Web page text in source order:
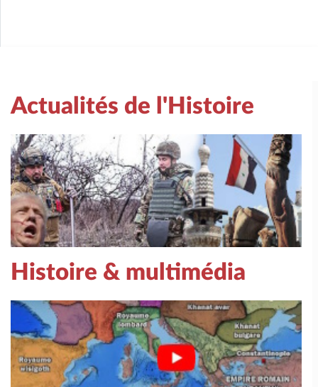
Actualités de l'Histoire
Histoire & multimédia